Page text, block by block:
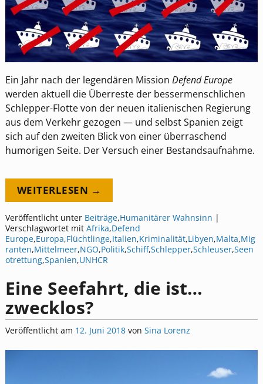
Ein Jahr nach der legendären Mission Defend Europe
werden aktuell die Überreste der bessermenschlichen
Schlepper-Flotte von der neuen italienischen Regierung
aus dem Verkehr gezogen — und selbst Spanien zeigt
sich auf den zweiten Blick von einer überraschend
humorigen Seite. Der Versuch einer Bestandsaufnahme.
WEITERLESEN →
Veröffentlicht unter Beiträge,Humanitärer Wahnsinn |
Verschlagwortet mit Afrika,Defend
Europe,Europa,Flüchtlinge,Italien,Kriminalität,Libyen,Malta,Mig
ranten,Mittelmeer,NGO,Politik,Schiff,Schlepper,Schleuser,Seen
otrettung,Spanien,UNHCR
Eine Seefahrt, die ist…
zwecklos?
Veröffentlicht am 12. Juni 2018 von Sina Lorenz